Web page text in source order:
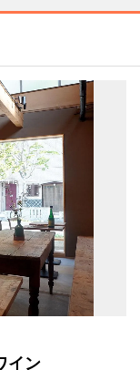
イン